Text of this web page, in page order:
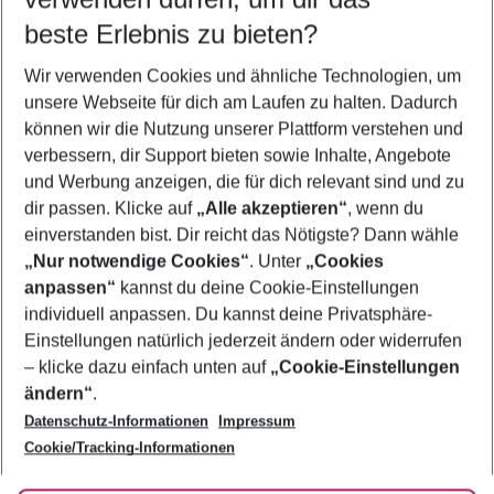
5-8 Nächte
2 Erwachsene Keine Kinder
Mehr Filter anzeigen
Footer
Footer navigation
Über uns
AGB
Bestpreisgarantie
Cookie-Einstellungen ändern
Cookie-Richtlinie
Agenturbetreuung
Barrierefreies Reisen
Folge uns
beste Erlebnis zu bieten?
Wir verwenden Cookies und ähnliche Technologien, um
unsere Webseite für dich am Laufen zu halten. Dadurch
können wir die Nutzung unserer Plattform verstehen und
verbessern, dir Support bieten sowie Inhalte, Angebote
und Werbung anzeigen, die für dich relevant sind und zu
dir passen. Klicke auf „Alle akzeptieren“, wenn du
einverstanden bist. Dir reicht das Nötigste? Dann wähle
„Nur notwendige Cookies“. Unter „Cookies
anpassen“ kannst du deine Cookie-Einstellungen
individuell anpassen. Du kannst deine Privatsphäre-
Einstellungen natürlich jederzeit ändern oder widerrufen
– klicke dazu einfach unten auf „Cookie-Einstellungen
ändern“.
Datenschutz-Informationen
Impressum
Cookie/Tracking-Informationen